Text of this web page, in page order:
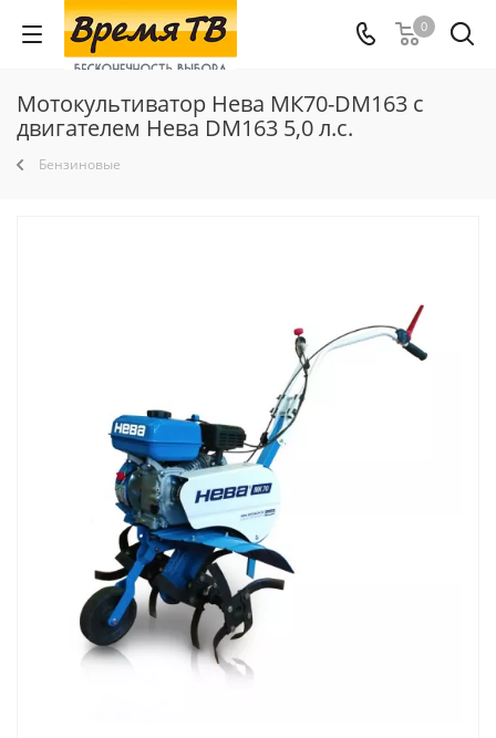
0
Мотокультиватор Нева МК70-DM163 с
двигателем Нева DM163 5,0 л.с.
Бензиновые